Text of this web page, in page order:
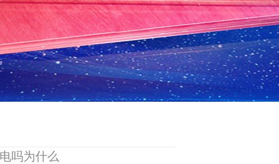
吗为什么